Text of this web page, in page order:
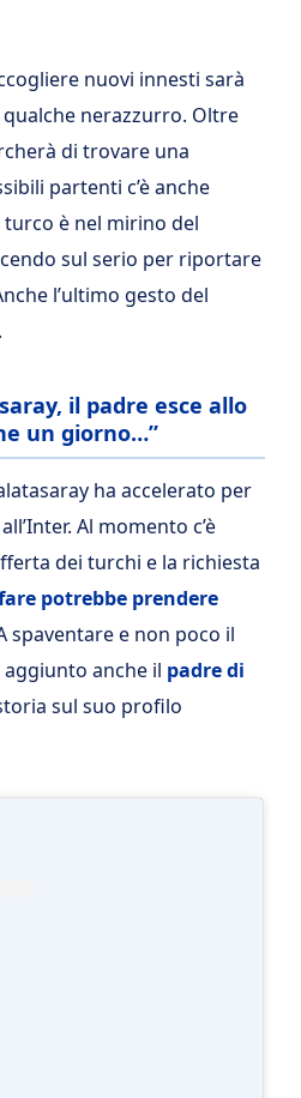
nuovi innesti sarà
nerazzurro. Oltre
di trovare una
partenti c’è anche
turco è nel mirino del
sul serio per riportare
l’ultimo gesto del
il padre esce allo
un giorno…”
ha accelerato per
Al momento c’è
dei turchi e la richiesta
potrebbe prendere
spaventare e non poco il
anche il padre di
sul suo profilo